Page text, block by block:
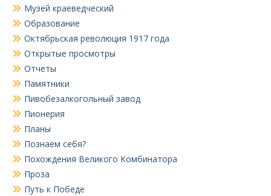
Музей краеведческий
Образование
Октябрьская революция 1917 года
Открытые просмотры
Отчеты
Памятники
Пивобезалкогольный завод
Пионерия
Планы
Познаем себя?
Похождения Великого Комбинатора
Проза
Путь к Победе